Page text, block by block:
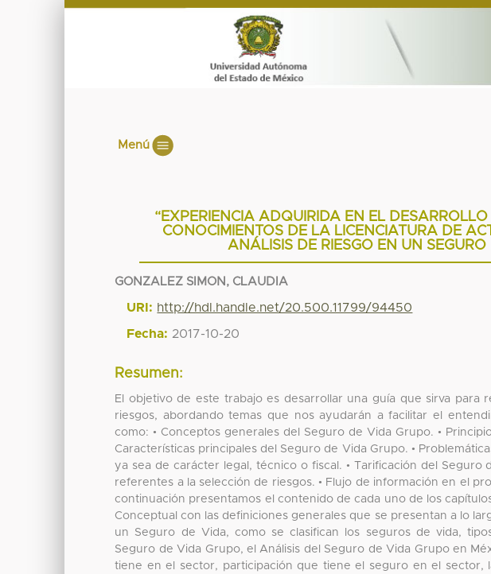
Menú
“EXPERIENCIA ADQUIRIDA EN EL
CONOCIMIENTOS DE LA LICENCIATURA DE
ANÁLISIS DE RIESGO EN UN
GONZALEZ SIMON, CLAUDIA
URI: http://hdl.handle.net/20.500.11799/94450
Fecha: 2017-10-20
Resumen:
El objetivo de este trabajo es desarrollar una guía que sirva para
riesgos, abordando temas que nos ayudarán a facilitar el
como: • Conceptos generales del Seguro de Vida Grupo. •
Características principales del Seguro de Vida Grupo. •
ya sea de carácter legal, técnico o fiscal. • Tarificación del Seguro
referentes a la selección de riesgos. • Flujo de información en el
continuación presentamos el contenido de cada uno de los
Conceptual con las definiciones generales que se presentan a lo
un Seguro de Vida, como se clasifican los seguros de vida,
Seguro de Vida Grupo, el Análisis del Seguro de Vida Grupo en
tiene en el sector, participación que tiene el seguro en el sector,